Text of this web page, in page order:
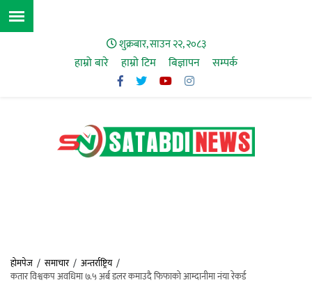
शुक्रबार, साउन २२, २०८३
हाम्रो बारे हाम्राे टिम बिज्ञापन सम्पर्क
होमपेज /समाचार/ अन्तर्राष्ट्रिय/
कतार विश्वकप अवधिमा ७.५ अर्ब डलर कमाउदै फिफाको आम्दानीमा नंया रेकर्ड